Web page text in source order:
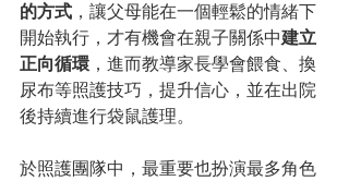
的方式 ，讓父母能在一個輕鬆的情緒下
開始執行，才有機會在親子關係中建立
正向循環 ，進而教導家長學會餵食、換
尿布等照護技巧，提升信心，並在出院
後持續進行袋鼠護理。
於照護團隊中，最重要也扮演最多角色